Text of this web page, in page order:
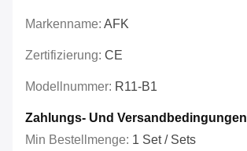
Markenname: AFK
Zertifizierung: CE
Modellnummer: R11-B1
Zahlungs- Und Versandbedingungen
Min Bestellmenge: 1 Set / Sets